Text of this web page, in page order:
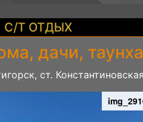
С/Т ОТДЫХ
дачи,
ст.